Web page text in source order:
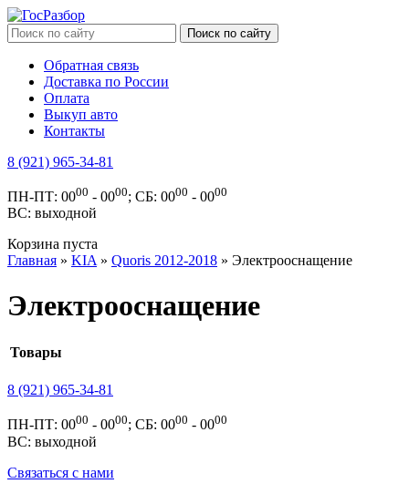
Обратная связь
Доставка по России
Оплата
Выкуп авто
Контакты
8 (921) 965-34-81
ПН-ПТ: 0000 - 0000; СБ: 0000 - 0000
ВС: выходной
Корзина пуста
Главная » KIA » Quoris 2012-2018 » Электрооснащение
Электрооснащение
Товары
8 (921) 965-34-81
ПН-ПТ: 0000 - 0000; СБ: 0000 - 0000
ВС: выходной
Связаться с нами